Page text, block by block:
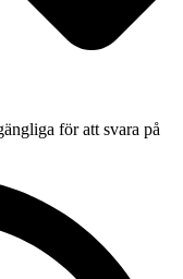
för att svara på